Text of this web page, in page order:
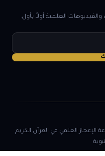
العلمية أولاً بأول.
محفوظة © 2026 موسوعة الإعجاز العلمي في القرآن الكريم